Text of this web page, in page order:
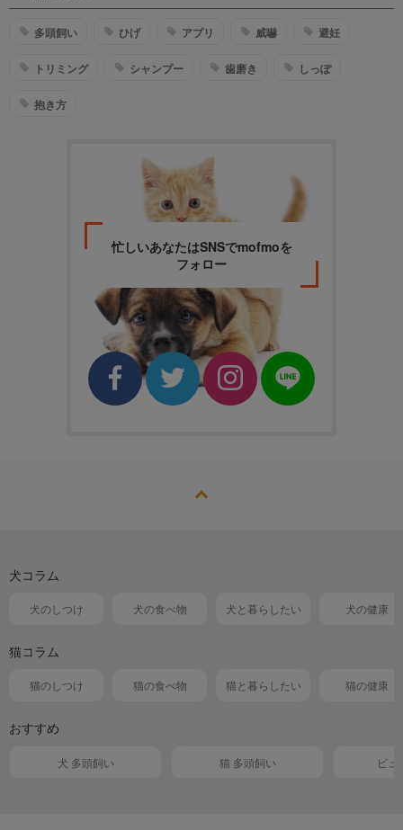
多頭飼い ひげ アプリ 威嚇 避妊
トリミング シャンプー 歯磨き しっぽ
抱き方
忙しいあなたはSNSでmofmoを
フォロー
犬コラム
犬のしつけ 犬の食べ物 犬と暮らしたい 犬の健康
猫コラム
猫のしつけ 猫の食べ物 猫と暮らしたい 猫の健康
おすすめ
犬 多頭飼い 猫 多頭飼い ピュ